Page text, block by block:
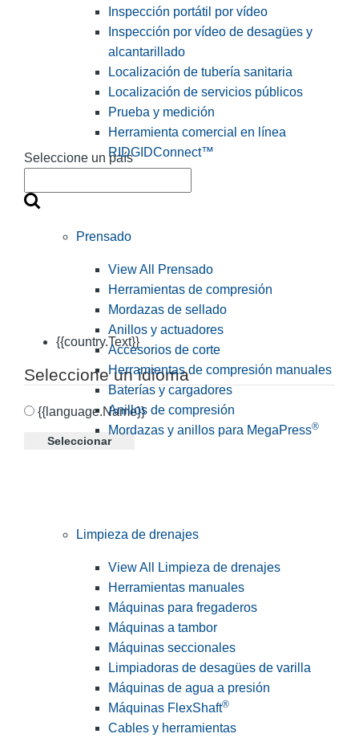
Seleccione un país
{{country.Text}}
Seleccione un idioma
{{language.Name}}
Seleccionar
Inspección portátil por vídeo
Inspección por vídeo de desagües y
alcantarillado
Localización de tubería sanitaria
Localización de servicios públicos
Prueba y medición
Herramienta comercial en línea
RIDGIDConnect™
Prensado
View All Prensado
Herramientas de compresión
Mordazas de sellado
Anillos y actuadores
Accesorios de corte
Herramientas de compresión manuales
Baterías y cargadores
Anillos de compresión
Mordazas y anillos para MegaPress®
Limpieza de drenajes
View All Limpieza de drenajes
Herramientas manuales
Máquinas para fregaderos
Máquinas a tambor
Máquinas seccionales
Limpiadoras de desagües de varilla
Máquinas de agua a presión
Máquinas FlexShaft®
Cables y herramientas